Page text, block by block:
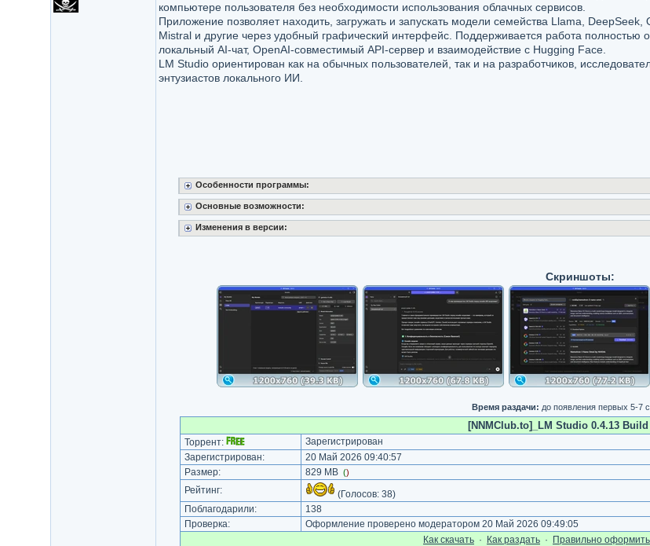
компьютере пользователя без необходимости использования облачных сервисов.
Приложение позволяет находить, загружать и запускать модели семейства Llama, DeepSeek,
Mistral и другие через удобный графический интерфейс. Поддерживается работа полностью
локальный AI-чат, OpenAI-совместимый API-сервер и взаимодействие с Hugging Face.
LM Studio ориентирован как на обычных пользователей, так и на разработчиков,
энтузиастов локального ИИ.
Особенности программы:
Основные возможности:
Изменения в версии:
Скриншоты:
Время раздачи: до появления первых 5-7
[NNMClub.to]_LM Studio 0.4.13
Торрент:
Зарегистрирован
Зарегистрирован:
20 Май 2026 09:40:57
Размер:
829 MB ()
Рейтинг: (Голосов: 38)
Поблагодарили:
138
Проверка:
Оформление проверено модератором 20 Май 2026 09:49:05
Как cкачать · Как раздать · Правильно оформить